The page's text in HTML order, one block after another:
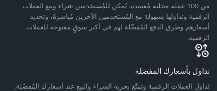
من 100 عملة محلية مُعتمدة. يُمكن للمُستخدمين شراء وبيع العملات
الرقمية وتداولها بسهولة مع المُستخدمين الآخرين مُباشرةً، وتحديد
أسعارهم وطرق الدفع المُفضّلة لهم في أكبر سوقٍ مفتوحة للعملات
الرقمية.
تداول بأسعارك المفضلة
تداول العملات الرقمية وتمتّع بحرية الشراء والبيع عند أسعارك المُفضّلة.